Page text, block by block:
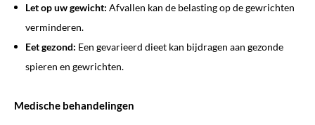
Let op uw gewicht: Afvallen kan de belasting op de gewrichten
verminderen.
Eet gezond: Een gevarieerd dieet kan bijdragen aan gezonde
spieren en gewrichten.
Medische behandelingen